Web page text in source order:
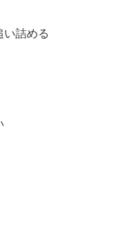
い詰める